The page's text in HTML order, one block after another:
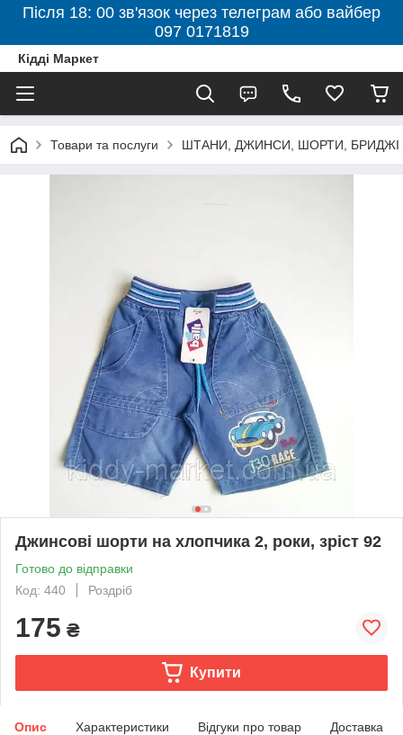
Після 18: 00 зв'язок через телеграм або вайбер
097 0171819
Кідді Маркет
Товари та послуги ШТАНИ, ДЖИНСИ, ШОРТИ, БРИДЖІ
Джинсові шорти на хлопчика 2, роки, зріст 92
Готово до відправки
Код: 440
Роздріб
175 ₴
Купити
Опис Характеристики Відгуки про товар Доставка